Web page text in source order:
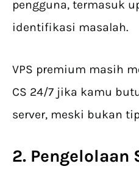
pengguna, termasuk
identifikasi masalah.
VPS premium masih
CS 24/7 jika kamu
server, meski bukan
2. Pengelolaan